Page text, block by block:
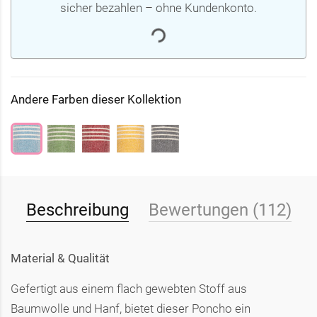
sicher bezahlen – ohne Kundenkonto.
Andere Farben dieser Kollektion
Beschreibung Bewertungen (112)
Material & Qualität
Gefertigt aus einem flach gewebten Stoff aus
Baumwolle und Hanf, bietet dieser Poncho ein